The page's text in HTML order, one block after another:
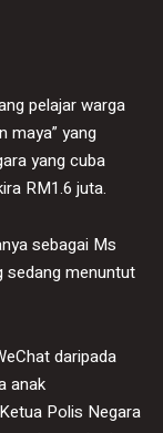
pelajar warga
maya” yang
yang cuba
RM1.6 juta.
sebagai Ms
sedang menuntut
daripada
anak
Polis Negara